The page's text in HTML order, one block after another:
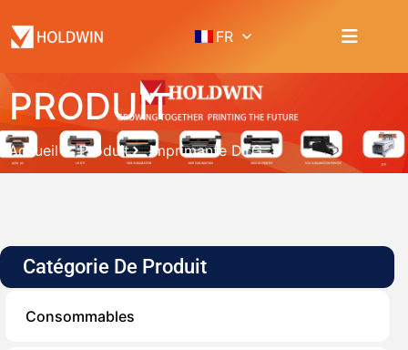
FR
PRODUIT
Accueil Produit Imprimante DTG
Catégorie De Produit
Consommables